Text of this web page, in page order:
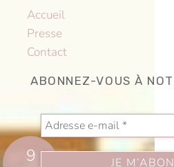
9
Accueil
Presse
Contact
ABONNEZ-VOUS À